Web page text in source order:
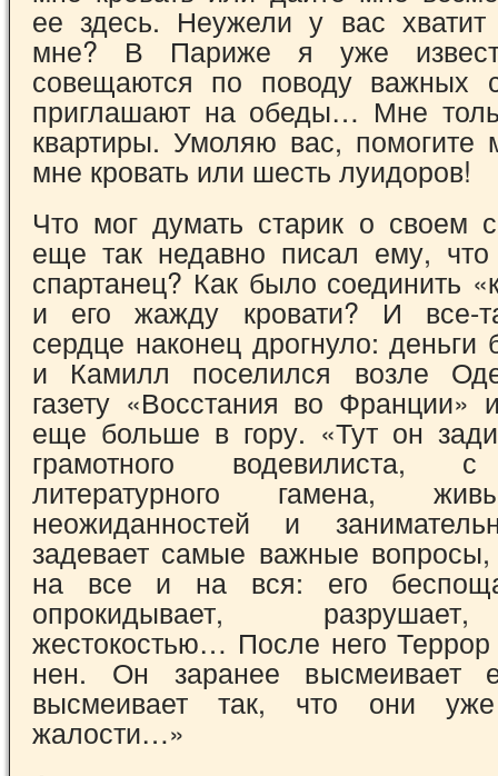
ее здесь. Неужели у вас хватит
мне? В Париже я уже
совещаются по поводу важных
приглашают на обеды… Мне
квартиры. Умоляю вас, помогите
мне кровать или шесть луидоров!
Что мог думать старик о своем
еще так недавно писал ему,
спартанец? Как было соединить
и его жажду кровати? И все-
сердце наконец дрогнуло:
и Камилл поселился возле
газету «Восстания во Франции»
еще боль­ше в гору. «Тут он
грамотного водеви­листа, с
литературного гамена,
неожиданностей и
задева­ет самые важные вопросы,
на все и на вся: его
опрокидывает,
жестокостью… После него
нен. Он заранее высмеивает
высмеивает так, что они
жалости…»